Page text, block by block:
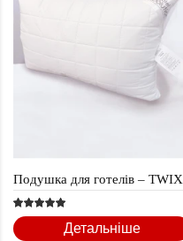
Подушка для готелів – TWIX
Детальніше